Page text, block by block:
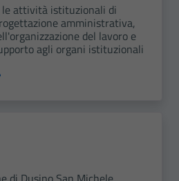
attività istituzionali di
amministrativa,
del lavoro e
agli organi istituzionali